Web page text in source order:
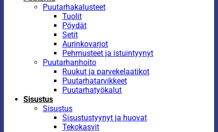
Puutarhakalusteet
Tuolit
Pöydät
Setit
Aurinkovarjot
Pehmusteet ja istuintyynyt
Puutarhanhoito
Ruukut ja parvekelaatikot
Puutarhatarvikkeet
Puutarhatyökalut
Sisustus
Sisustus
Sisustustyynyt ja huovat
Tekokasvit